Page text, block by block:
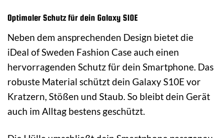
Optimaler Schutz für dein Galaxy S10E
Neben dem ansprechenden Design bietet die
iDeal of Sweden Fashion Case auch einen
hervorragenden Schutz für dein Smartphone. Das
robuste Material schützt dein Galaxy S10E vor
Kratzern, Stößen und Staub. So bleibt dein Gerät
auch im Alltag bestens geschützt.